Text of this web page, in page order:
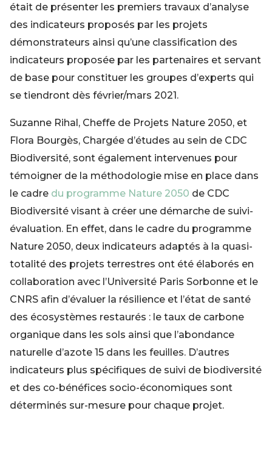
était de présenter les premiers travaux d’analyse
des indicateurs proposés par les projets
démonstrateurs ainsi qu’une classification des
indicateurs proposée par les partenaires et servant
de base pour constituer les groupes d’experts qui
se tiendront dès février/mars 2021.
Suzanne Rihal, Cheffe de Projets Nature 2050, et
Flora Bourgès, Chargée d’études au sein de CDC
Biodiversité, sont également intervenues pour
témoigner de la méthodologie mise en place dans
le cadre du programme Nature 2050 de CDC
Biodiversité visant à créer une démarche de suivi-
évaluation. En effet, dans le cadre du programme
Nature 2050, deux indicateurs adaptés à la quasi-
totalité des projets terrestres ont été élaborés en
collaboration avec l’Université Paris Sorbonne et le
CNRS afin d’évaluer la résilience et l’état de santé
des écosystèmes restaurés : le taux de carbone
organique dans les sols ainsi que l’abondance
naturelle d’azote 15 dans les feuilles. D’autres
indicateurs plus spécifiques de suivi de biodiversité
et des co-bénéfices socio-économiques sont
déterminés sur-mesure pour chaque projet.